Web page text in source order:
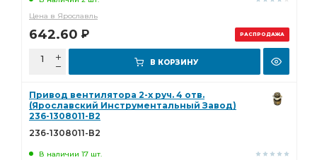
РАСПРОДАЖА
Цена в Ярославль
642.60 Р
В КОРЗИНУ
Привод вентилятора 2-х руч. 4 отв.
(Ярославский Инструментальный Завод)
236-1308011-В2
236-1308011-В2
В наличии 17 шт.